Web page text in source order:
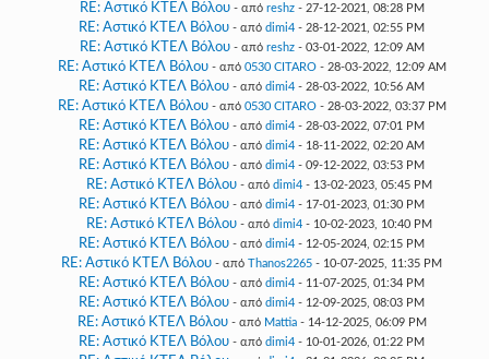
RE: Αστικό ΚΤΕΛ Βόλου - από reshz- 27-12-2021, 08:28 PM
RE: Αστικό ΚΤΕΛ Βόλου - από dimi4 - 28-12-2021, 02:55 PM
RE: Αστικό ΚΤΕΛ Βόλου - από reshz- 03-01-2022, 12:09 AM
RE: Αστικό ΚΤΕΛ Βόλου - από 0530 CITARO- 28-03-2022, 12:09 AM
RE: Αστικό ΚΤΕΛ Βόλου - από dimi4 - 28-03-2022, 10:56 AM
RE: Αστικό ΚΤΕΛ Βόλου - από 0530 CITARO- 28-03-2022, 03:37 PM
RE: Αστικό ΚΤΕΛ Βόλου - από dimi4 - 28-03-2022, 07:01 PM
RE: Αστικό ΚΤΕΛ Βόλου - από dimi4 - 18-11-2022, 02:20 AM
RE: Αστικό ΚΤΕΛ Βόλου - από dimi4 - 09-12-2022, 03:53 PM
RE: Αστικό ΚΤΕΛ Βόλου - από dimi4- 13-02-2023, 05:45 PM
RE: Αστικό ΚΤΕΛ Βόλου - από dimi4 - 17-01-2023, 01:30 PM
RE: Αστικό ΚΤΕΛ Βόλου - από dimi4- 10-02-2023, 10:40 PM
RE: Αστικό ΚΤΕΛ Βόλου - από dimi4 - 12-05-2024, 02:15 PM
RE: Αστικό ΚΤΕΛ Βόλου - από Thanos2265 - 10-07-2025, 11:35 PM
RE: Αστικό ΚΤΕΛ Βόλου - από dimi4 - 11-07-2025, 01:34 PM
RE: Αστικό ΚΤΕΛ Βόλου - από dimi4 - 12-09-2025, 08:03 PM
RE: Αστικό ΚΤΕΛ Βόλου - από Mattia- 14-12-2025, 06:09 PM
RE: Αστικό ΚΤΕΛ Βόλου - από dimi4 - 10-01-2026, 01:22 PM